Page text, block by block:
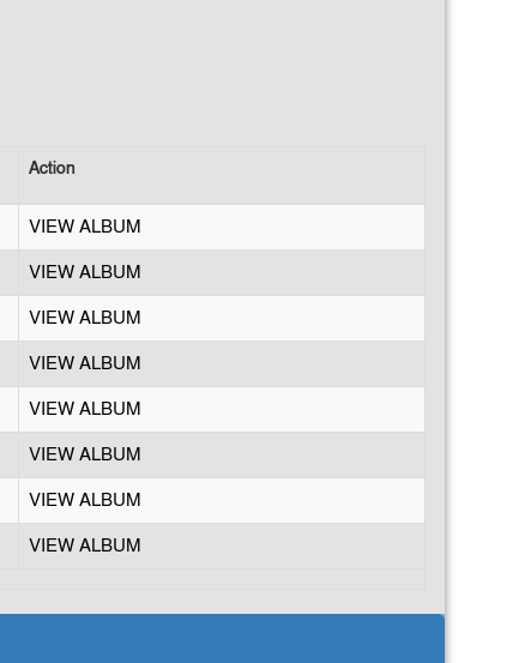
Action
VIEW ALBUM
VIEW ALBUM
VIEW ALBUM
VIEW ALBUM
VIEW ALBUM
VIEW ALBUM
VIEW ALBUM
VIEW ALBUM